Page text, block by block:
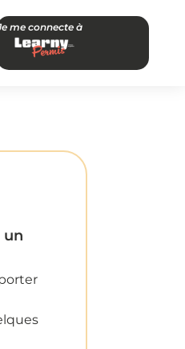
me connecte à
un